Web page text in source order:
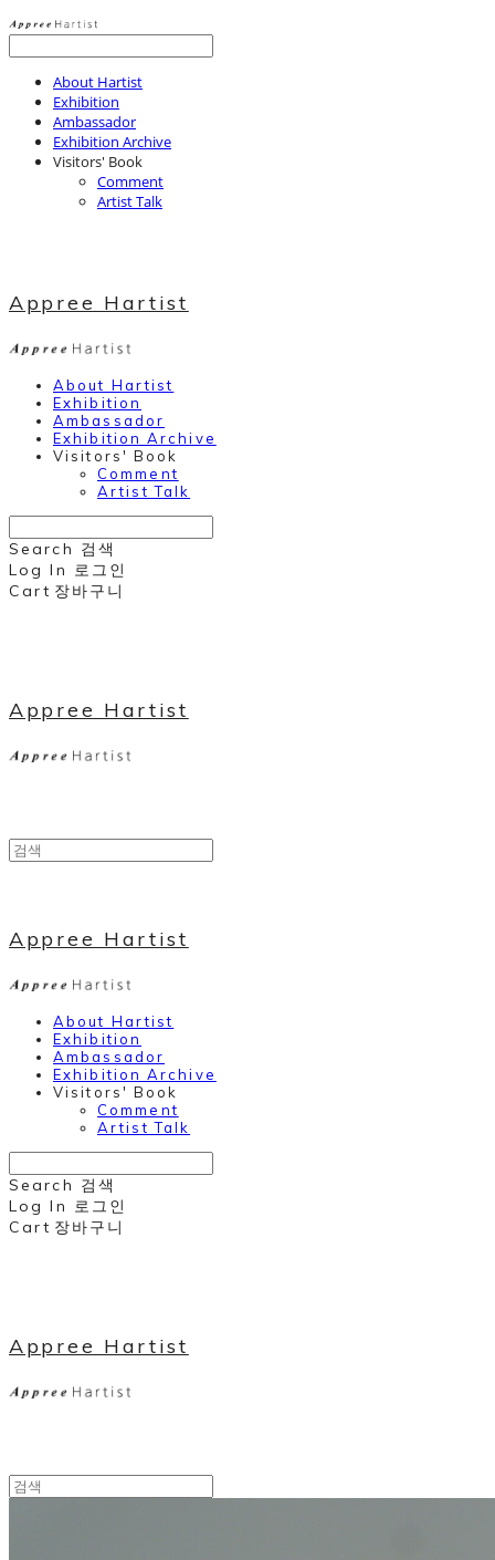
About Hartist
Exhibition
Ambassador
Exhibition Archive
Visitors' Book
Comment
Artist Talk
Appree Hartist
About Hartist
Exhibition
Ambassador
Exhibition Archive
Visitors' Book
Comment
Artist Talk
Search 검색
Log In 로그인
Cart 장바구니
Appree Hartist
Appree Hartist
About Hartist
Exhibition
Ambassador
Exhibition Archive
Visitors' Book
Comment
Artist Talk
Search 검색
Log In 로그인
Cart 장바구니
Appree Hartist